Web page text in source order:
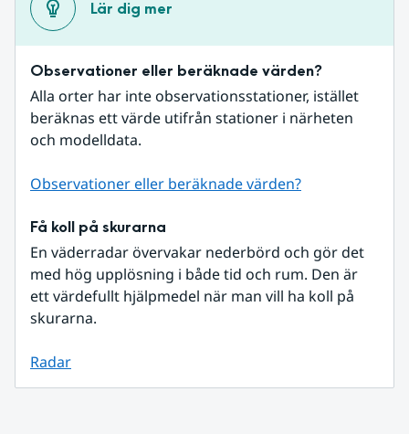
Lär dig mer
Observationer eller beräknade värden?
Alla orter har inte observationsstationer, istället
beräknas ett värde utifrån stationer i närheten
och modelldata.
Observationer eller beräknade värden?
Få koll på skurarna
En väderradar övervakar nederbörd och gör det
med hög upplösning i både tid och rum. Den är
ett värdefullt hjälpmedel när man vill ha koll på
skurarna.
Radar